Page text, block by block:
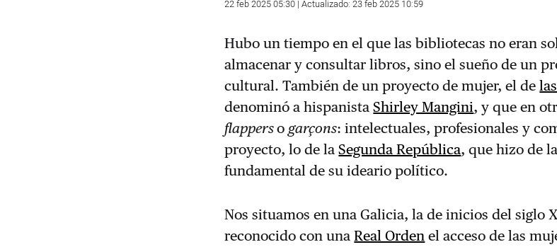
22 feb 2025 05:30 | Actualizado: 23 feb 2025 10:59
Hubo un tiempo en el que las bibliotecas no eran
almacenar y consultar libros, sino el sueño de un
cultural. También de un proyecto de mujer, el de
denominó a hispanistaShirley Mangini, y que en
flapperso garçons: intelectuales, profesionales y
proyecto, lo de laSegunda República, que hizo de
fundamental de su ideario político.
Nos situamos en una Galicia, la de inicios del siglo
reconocido con unaReal Orden el acceso de las